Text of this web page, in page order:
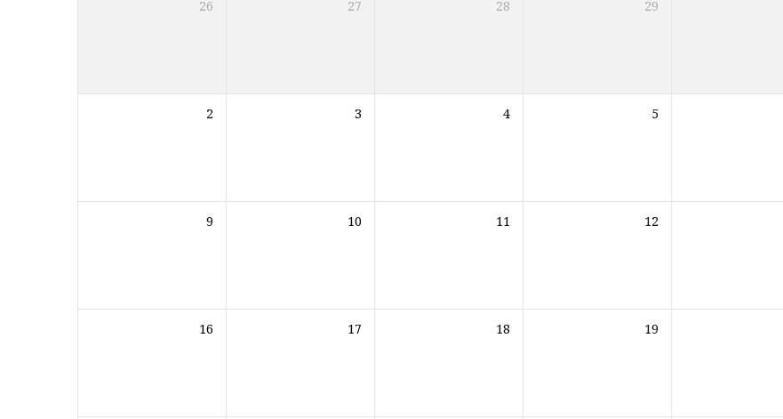
26 27 28 29
2 3 4 5
9 10 11 12
16 17 18 19